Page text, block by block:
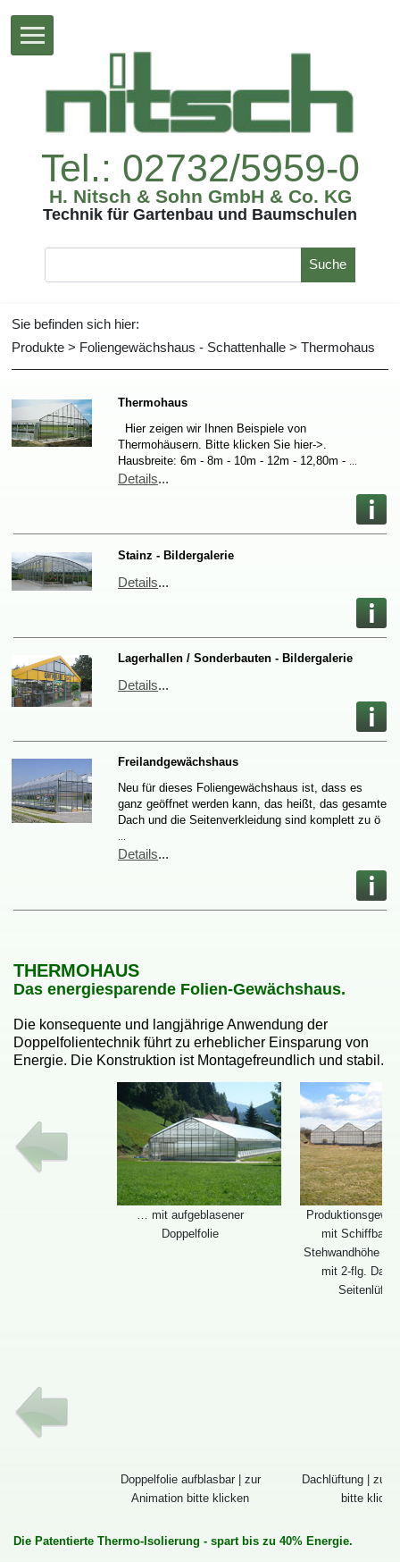
Tel.:02732/5959-0
H.Nitsch&SohnGmbH&Co.KG
TechnikfürGartenbauundBaumschulen
Suche
Siebefindensichhier:
Produkte > Foliengewächshaus-Schattenhalle > Thermohaus
Thermohaus
HierzeigenwirIhnenBeispielevon
Thermohäusern.BitteklickenSiehier->.
Hausbreite:6m-8m-10m-12m-12,80m-
Details...
Stainz-Bildergalerie
Details...
Lagerhallen/Sonderbauten-Bildergalerie
Details...
Freilandgewächshaus
NeufürdiesesFoliengewächshausist,dasses
ganzgeöffnetwerdenkann,dasheißt,dasgesamte
DachunddieSeitenverkleidungsindkomplettzuö
…
Details...
THERMOHAUS
DasenergiesparendeFolien-Gewächshaus.
DiekonsequenteundlangjährigeAnwendungder
DoppelfolientechnikführtzuerheblicherEinsparungvon
Energie.DieKonstruktionistMontagefreundlichundstabil.
…mitaufgeblasener
Doppelfolie
mit2-
Doppelfolieaufblasbar|zur
Animationbitteklicken
DiePatentierteThermo-Isolierung-spartbiszu40%Energie.